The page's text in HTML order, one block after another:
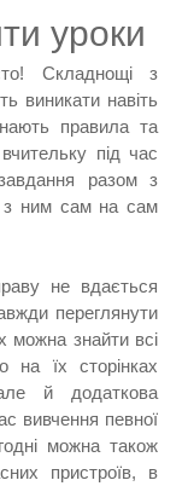
уроки
Складнощі з
виникати навіть
правила та
під час
разом з
з ним сам на сам
не вдається
переглянути
можна знайти всі
на їх сторінках
й додаткова
вивчення певної
можна також
пристроїв, в